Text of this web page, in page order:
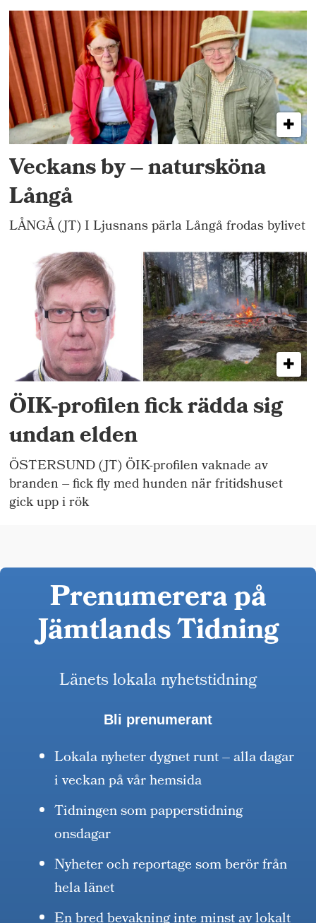
Veckans by – natursköna
Långå
LÅNGÅ (JT) I Ljusnans pärla Långå frodas bylivet
ÖIK-profilen fick rädda sig
undan elden
ÖSTERSUND (JT) ÖIK-profilen vaknade av
branden – fick fly med hunden när fritidshuset
gick upp i rök
Prenumerera på
Jämtlands Tidning
Länets lokala nyhetstidning
Bli prenumerant
Lokala nyheter dygnet runt – alla dagar
i veckan på vår hemsida
Tidningen som papperstidning
onsdagar
Nyheter och reportage som berör från
hela länet